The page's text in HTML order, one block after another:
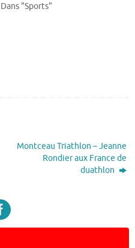
Dans "Sports"
Montceau Triathlon – Jeanne
Rondier aux France de
duathlon